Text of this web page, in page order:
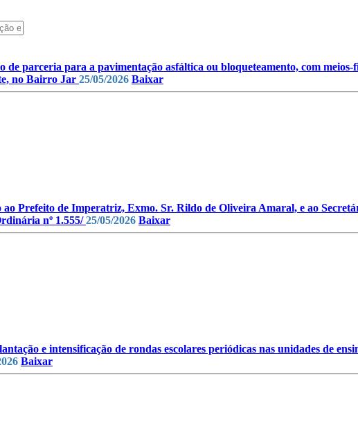
de parceria para a pavimentação asfáltica ou bloqueteamento, com meios-
no Bairro Jar 25/05/2026 Baixar
ao Prefeito de Imperatriz, Exmo. Sr. Rildo de Oliveira Amaral, e ao
nº 1.555/25/05/2026 Baixar
e intensificação de rondas escolares periódicas nas unidades de
Baixar